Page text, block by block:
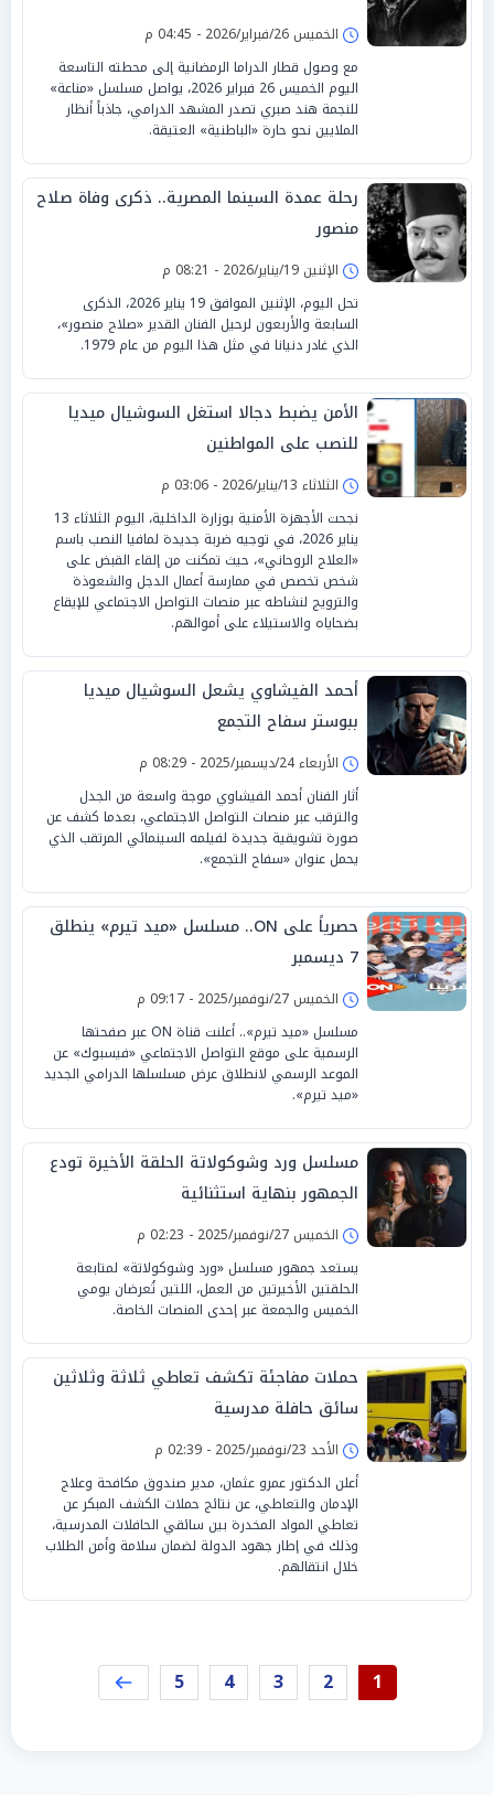
الخميس 26/فبراير/2026 - 04:45 م
مع وصول قطار الدراما الرمضانية إلى محطته التاسعة
اليوم الخميس 26 فبراير 2026، يواصل مسلسل «مناعة»
للنجمة هند صبري تصدر المشهد الدرامي، جاذباً أنظار
الملايين نحو حارة «الباطنية» العتيقة.
رحلة عمدة السينما المصرية.. ذكرى وفاة صلاح
منصور
الإثنين 19/يناير/2026 - 08:21 م
تحل اليوم، الإثنين الموافق 19 يناير 2026، الذكرى
السابعة والأربعون لرحيل الفنان القدير «صلاح منصور»،
الذي غادر دنيانا في مثل هذا اليوم من عام 1979.
الأمن يضبط دجالا استغل السوشيال ميديا
للنصب على المواطنين
الثلاثاء 13/يناير/2026 - 03:06 م
نجحت الأجهزة الأمنية بوزارة الداخلية، اليوم الثلاثاء 13
يناير 2026، في توجيه ضربة جديدة لمافيا النصب باسم
«العلاج الروحاني»، حيث تمكنت من إلقاء القبض على
شخص تخصص في ممارسة أعمال الدجل والشعوذة
والترويج لنشاطه عبر منصات التواصل الاجتماعي للإيقاع
بضحاياه والاستيلاء على أموالهم.
أحمد الفيشاوي يشعل السوشيال ميديا
ببوستر سفاح التجمع
الأربعاء 24/ديسمبر/2025 - 08:29 م
أثار الفنان أحمد الفيشاوي موجة واسعة من الجدل
والترقب عبر منصات التواصل الاجتماعي، بعدما كشف عن
صورة تشويقية جديدة لفيلمه السينمائي المرتقب الذي
يحمل عنوان «سفاح التجمع».
حصرياً على ON.. مسلسل «ميد تيرم» ينطلق
7 ديسمبر
الخميس 27/نوفمبر/2025 - 09:17 م
مسلسل «ميد تيرم».. أعلنت قناة ON عبر صفحتها
الرسمية على موقع التواصل الاجتماعي «فيسبوك» عن
الموعد الرسمي لانطلاق عرض مسلسلها الدرامي الجديد
«ميد تيرم».
مسلسل ورد وشوكولاتة الحلقة الأخيرة تودع
الجمهور بنهاية استثنائية
الخميس 27/نوفمبر/2025 - 02:23 م
يستعد جمهور مسلسل «ورد وشوكولاتة» لمتابعة
الحلقتين الأخيرتين من العمل، اللتين تُعرضان يومي
الخميس والجمعة عبر إحدى المنصات الخاصة.
حملات مفاجئة تكشف تعاطي ثلاثة وثلاثين
سائق حافلة مدرسية
الأحد 23/نوفمبر/2025 - 02:39 م
أعلن الدكتور عمرو عثمان، مدير صندوق مكافحة وعلاج
الإدمان والتعاطي، عن نتائج حملات الكشف المبكر عن
تعاطي المواد المخدرة بين سائقي الحافلات المدرسية،
وذلك في إطار جهود الدولة لضمان سلامة وأمن الطلاب
خلال انتقالهم.
1
2
3
4
5